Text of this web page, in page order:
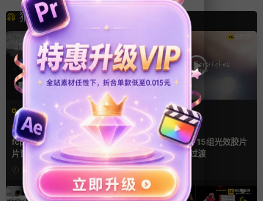
猜你喜欢
FCPX字幕
字幕模板
弹窗 文字动画
fcpx插件 9组高光标注文字卡
片窗口小组件浮窗
18分钟前
FCPX转场
光效
复古风
支持Intel+M芯片
FCPX转场插件 15组光效胶片
划痕复古视频过渡
2天前